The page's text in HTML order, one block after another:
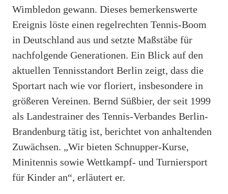
Wimbledon gewann. Dieses bemerkenswerte
Ereignis löste einen regelrechten Tennis-Boom
in Deutschland aus und setzte Maßstäbe für
nachfolgende Generationen. Ein Blick auf den
aktuellen Tennisstandort Berlin zeigt, dass die
Sportart nach wie vor floriert, insbesondere in
größeren Vereinen. Bernd Süßbier, der seit 1999
als Landestrainer des Tennis-Verbandes Berlin-
Brandenburg tätig ist, berichtet von anhaltenden
Zuwächsen. „Wir bieten Schnupper-Kurse,
Minitennis sowie Wettkampf- und Turniersport
für Kinder an“, erläutert er.